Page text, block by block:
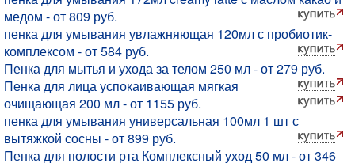
медом - от 809 руб.
пенка для умывания увлажняющая 120мл с пробиотик-
комплексом - от 584 руб.
Пенка для мытья и ухода за телом 250 мл - от 279 руб.
Пенка для лица успокаивающая мягкая
очищающая 200 мл - от 1155 руб.
пенка для умывания универсальная 100мл 1 шт с
вытяжкой сосны - от 899 руб.
Пенка для полости рта Комплексный уход 50 мл - от 346